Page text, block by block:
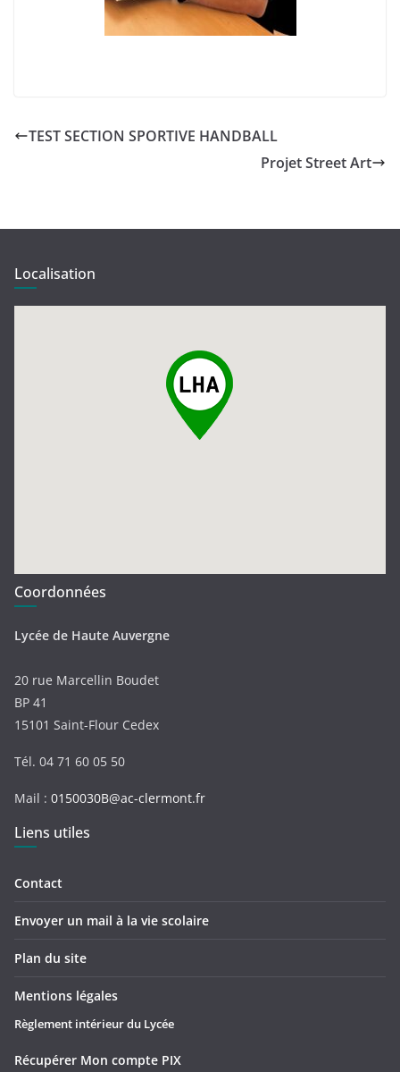
TEST SECTION SPORTIVE HANDBALL
Projet Street Art
Localisation
Coordonnées
Lycée de Haute Auvergne
20 rue Marcellin Boudet
BP 41
15101 Saint-Flour Cedex
Tél. 04 71 60 05 50
Mail : 0150030B@ac-clermont.fr
Liens utiles
Contact
Envoyer un mail à la vie scolaire
Plan du site
Mentions légales
Règlement intérieur du Lycée
Récupérer Mon compte PIX